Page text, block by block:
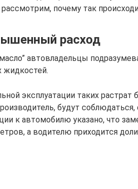
почему так
расход
автовладельцы
жидкостей.
эксплуатации таких
будут соблюдаться,
к автомобилю указано, что
а водителю приходится